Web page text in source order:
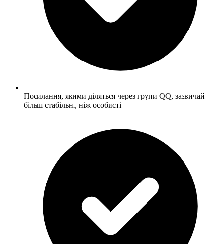
Посилання, якими діляться через групи QQ, зазвичай
більш стабільні, ніж особисті